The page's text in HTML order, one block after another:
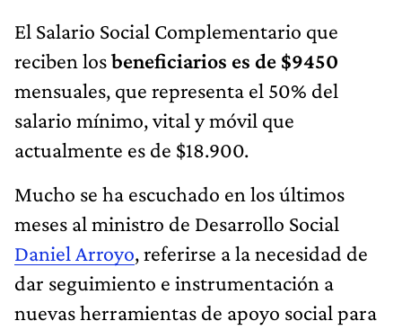
El Salario Social Complementario que
reciben losbeneficiarios es de $9450
mensuales, que representa el 50% del
salario mínimo, vital y móvil que
actualmente es de $18.900.
Mucho se ha escuchado en los últimos
meses al ministro de Desarrollo Social
Daniel Arroyo, referirse a la necesidad de
dar seguimiento e instrumentación a
nuevas herramientas de apoyo social para